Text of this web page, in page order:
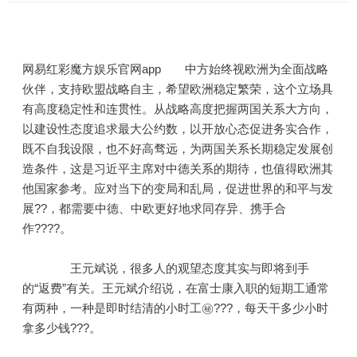
网易红彩魔方娱乐官网app 中方始终视欧洲为全面战略
伙伴，支持欧盟战略自主，希望欧洲稳定繁荣，这个立场具
有高度稳定性和连贯性。从战略高度把握两国关系大方向，
以建设性态度追求最大公约数，以开放心态促进务实合作，
既不自我设限，也不好高骛远，为两国关系长期稳定发展创
造条件，这是习近平主席对中德关系的期待，也值得欧洲其
他国家参考。应对当下的变局和乱局，促进世界的和平与发
展??，都需要中德、中欧更好地求同存异、携手合
作????。
王元斌说，很多人的观望态度其实与即将到手
的“返费”有关。王元斌介绍说，在富士康入职的短期工通常
有两种，一种是即时结清的小时工㊙???，每天干多少小时
拿多少钱???。